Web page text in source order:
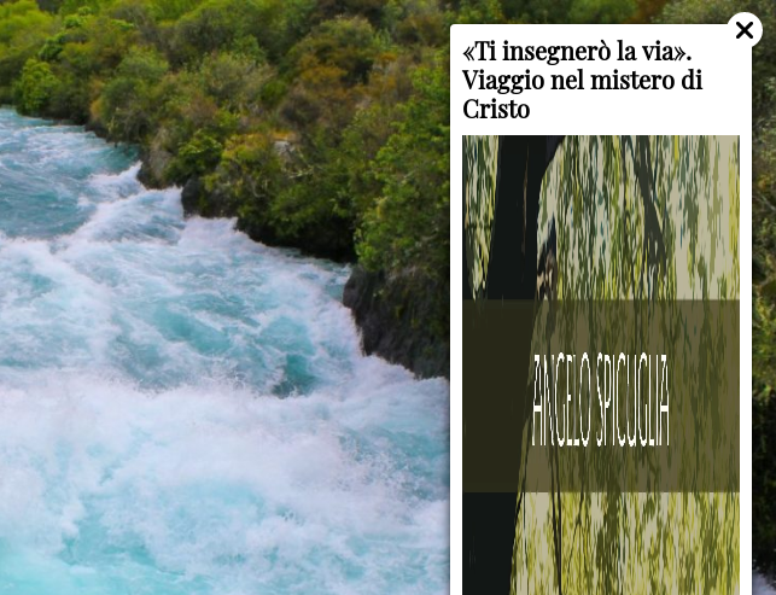
«Ti insegnerò la via».
Viaggio nel mistero di
Cristo